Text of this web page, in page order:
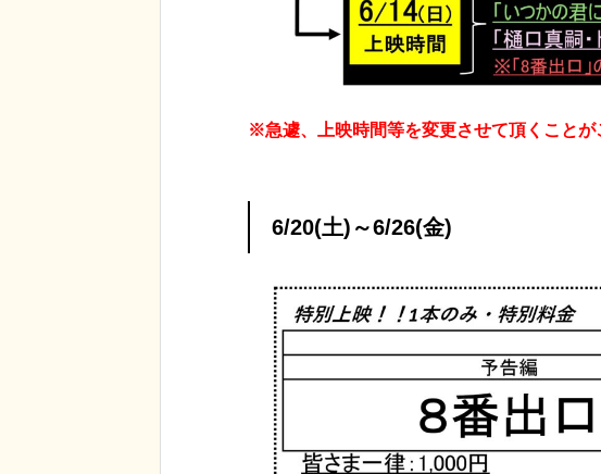
※急遽、上映時間等を変更させて頂くことが
6/20(土)～6/26(金)